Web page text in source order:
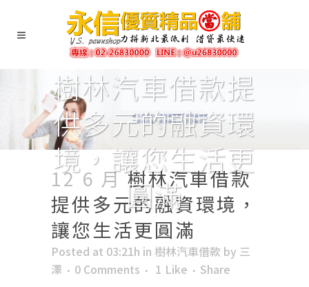
樹林汽車借款提
供多元的融資環
境，讓您生活更
圓滿
12 6 月樹林汽車借款
提供多元的融資環境，
讓您生活更圓滿
Posted at 03:21h in 樹林汽車借款 by 三
澤
0 Comments 1 Like
Share